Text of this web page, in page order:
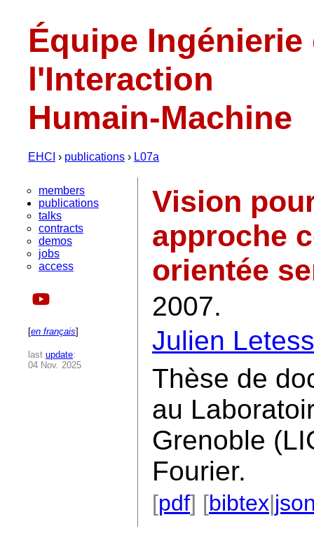
Équipe Ingénierie
l'Interaction
Humain-Machine
EHCI › publications › L07a
members
publications
talks
contracts
demos
jobs
access
[en français]
last update:
04 Nov. 2025
Vision
approche
orientée
2007.
Julien
Thèse de
au
Grenoble
Fourier.
[pdf] [bibtex|